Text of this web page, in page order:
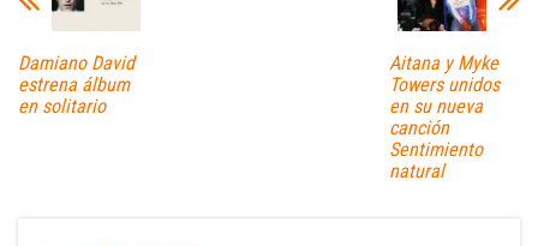
Damiano David
estrena álbum
en solitario
Aitana y Myke
Towers unidos
en su nueva
canción
Sentimiento
natural